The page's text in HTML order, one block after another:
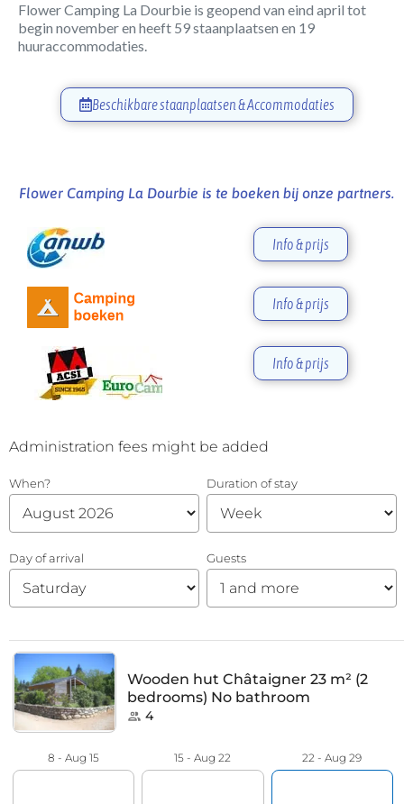
Flower Camping La Dourbie is geopend van eind april tot
begin november en heeft 59 staanplaatsen en 19
huuraccommodaties.
Beschikbare staanplaatsen & Accommodaties
Flower Camping La Dourbie is te boeken bij onze partners.
Info & prijs
Info & prijs
Info & prijs